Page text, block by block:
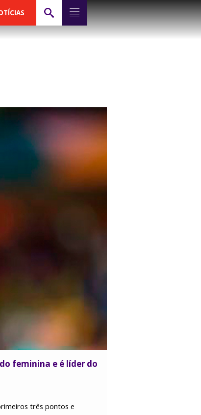
feminina e é líder do
três pontos e